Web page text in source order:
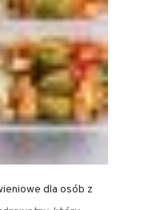
dla osób z